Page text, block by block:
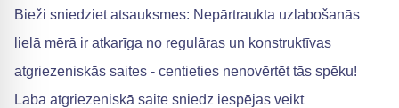
Bieži sniedziet atsauksmes: Nepārtraukta uzlabošanās
lielā mērā ir atkarīga no regulāras un konstruktīvas
atgriezeniskās saites - centieties nenovērtēt tās spēku!
Laba atgriezeniskā saite sniedz iespējas veikt